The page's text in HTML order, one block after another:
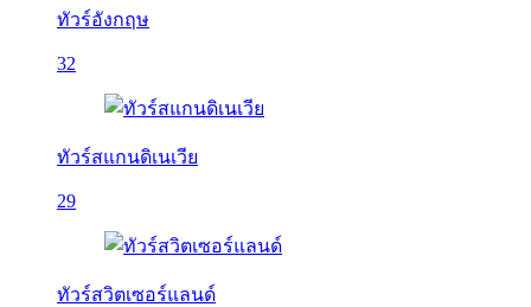
ทัวร์อังกฤษ
32
ทัวร์สแกนดิเนเวีย
29
ทัวร์สวิตเซอร์แลนด์